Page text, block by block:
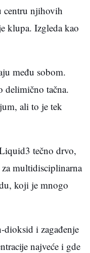
centru njihovih
klupa. Izgleda kao
među sobom.
delimično tačna.
ali to je tek
tečno drvo,
multidisciplinarna
koji je mnogo
dioksid i zagađenje
najveće i gde